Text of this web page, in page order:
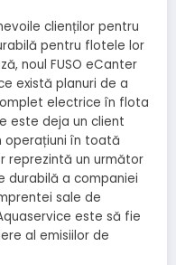
clienților pentru
pentru flotele lor
noul FUSO eCanter
există planuri de a
electrice în flota
este deja un client
operațiuni în toată
reprezintă un următor
a companiei
sale de
este să fie
al emisiilor de